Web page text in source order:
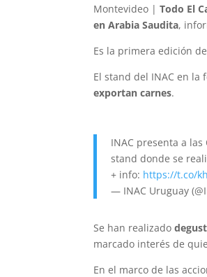
Montevideo |Todo El
en Arabia Saudita,
Es la primera edición
El stand del INAC en la
exportan carnes.
INAC presenta a
stand donde se
+ info: https://t.co/
— INAC Uruguay
Se han realizado
marcado interés de
En el marco de las